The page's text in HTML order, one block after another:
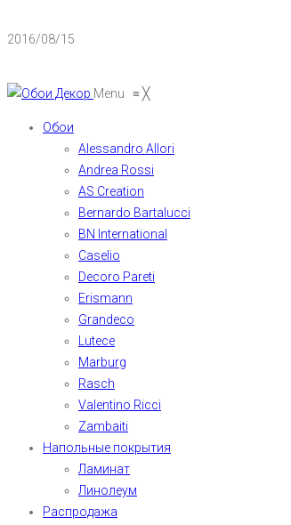
2016/08/15
Menu ≡╳
Обои
Alessandro Allori
Andrea Rossi
AS Creation
Bernardo Bartalucci
BN International
Caselio
Decoro Pareti
Erismann
Grandeco
Lutece
Marburg
Rasch
Valentino Ricci
Zambaiti
Напольные покрытия
Ламинат
Линолеум
Распродажа